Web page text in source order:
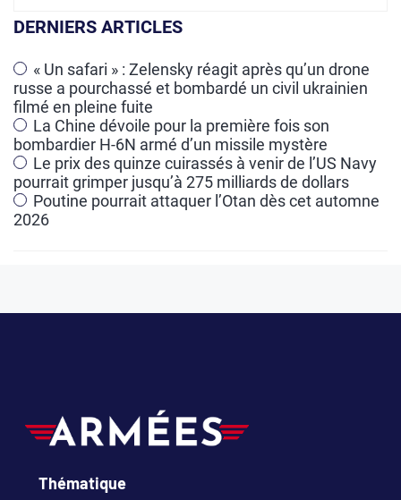
r
a
t
i
v
e
:
DERNIERS ARTICLES
« Un safari » : Zelensky réagit après qu’un drone
russe a pourchassé et bombardé un civil ukrainien
filmé en pleine fuite
La Chine dévoile pour la première fois son
bombardier H-6N armé d’un missile mystère
Le prix des quinze cuirassés à venir de l’US Navy
pourrait grimper jusqu’à 275 milliards de dollars
Poutine pourrait attaquer l’Otan dès cet automne
2026
Thématique